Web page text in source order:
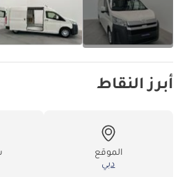
أبرز النقاط
الموقع
دبي